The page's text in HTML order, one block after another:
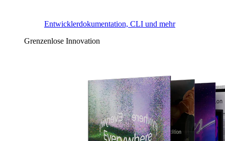
Entwicklerdokumentation, CLI und mehr
Grenzenlose Innovation